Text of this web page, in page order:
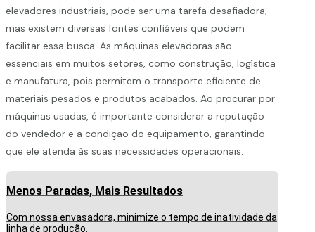
elevadores industriais, pode ser uma tarefa desafiadora,
mas existem diversas fontes confiáveis que podem
facilitar essa busca. As máquinas elevadoras são
essenciais em muitos setores, como construção, logística
e manufatura, pois permitem o transporte eficiente de
materiais pesados e produtos acabados. Ao procurar por
máquinas usadas, é importante considerar a reputação
do vendedor e a condição do equipamento, garantindo
que ele atenda às suas necessidades operacionais.
Menos Paradas, Mais Resultados
Com nossa envasadora, minimize o tempo de inatividade da
linha de produção.